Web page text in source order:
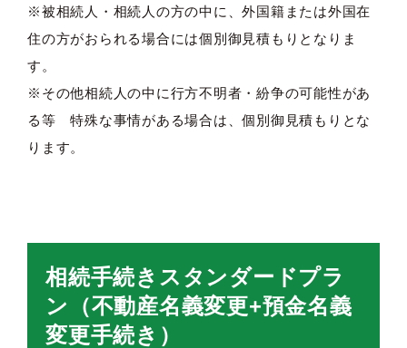
※被相続人・相続人の方の中に、外国籍または外国在
住の方がおられる場合には個別御見積もりとなりま
す。
※その他相続人の中に行方不明者・紛争の可能性があ
る等 特殊な事情がある場合は、個別御見積もりとな
ります。
相続手続きスタンダードプラ
ン（不動産名義変更+預金名義
変更手続き）